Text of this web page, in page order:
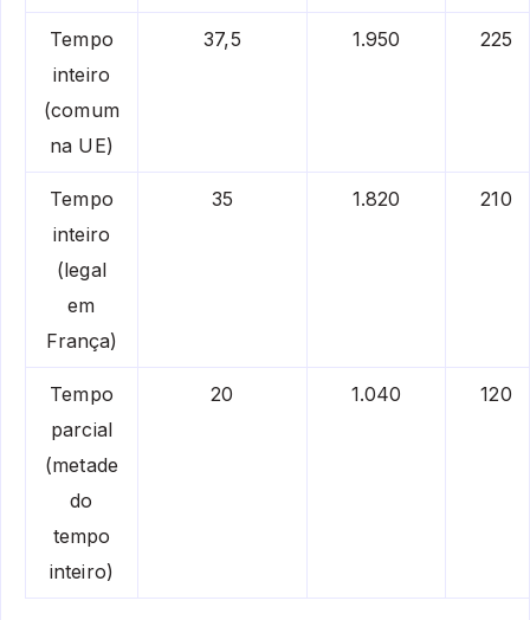
Tempo
inteiro
(comum
na UE)
37,5 1.950 225
Tempo
inteiro
(legal
em
França)
35 1.820 210
Tempo
parcial
(metade
do
tempo
inteiro)
20 1.040 120